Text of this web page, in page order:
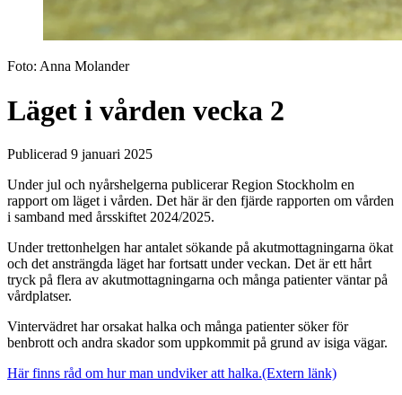
Foto: Anna Molander
Läget i vården vecka 2
Publicerad 9 januari 2025
Under jul och nyårshelgerna publicerar Region Stockholm en
rapport om läget i vården. Det här är den fjärde rapporten om vården
i samband med årsskiftet 2024/2025.
Under trettonhelgen har antalet sökande på akutmottagningarna ökat
och det ansträngda läget har fortsatt under veckan. Det är ett hårt
tryck på flera av akutmottagningarna och många patienter väntar på
vårdplatser.
Vintervädret har orsakat halka och många patienter söker för
benbrott och andra skador som uppkommit på grund av isiga vägar.
Här finns råd om hur man undviker att halka.(Extern länk)